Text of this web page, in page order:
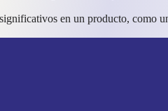
en un producto, como